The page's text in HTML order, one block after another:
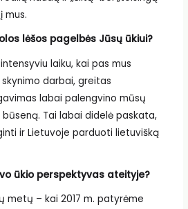
mus.
lėšos pagelbės Jūsų ūkiui?
laiku, kai pas mus
darbai, greitas
labai palengvino mūsų
Tai labai didelė paskata,
ir Lietuvoje parduoti lietuvišką
ūkio perspektyvas ateityje?
metų – kai 2017 m. patyrėme